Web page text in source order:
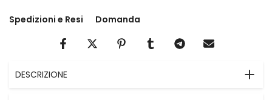
Spedizioni e Resi Domanda
DESCRIZIONE